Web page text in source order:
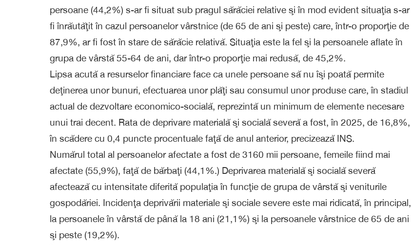
persoane (44,2%) s-ar fi situat sub pragul sărăciei relative şi în mod evident situaţia s-ar
fi înrăutăţit în cazul persoanelor vârstnice (de 65 de ani şi peste) care, într-o proporţie de
87,9%, ar fi fost în stare de sărăcie relativă. Situaţia este la fel şi la persoanele aflate în
grupa de vârstă 55-64 de ani, dar într-o proporţie mai redusă, de 45,2%.
Lipsa acută a resurselor financiare face ca unele persoane să nu îşi poată permite
deţinerea unor bunuri, efectuarea unor plăţi sau consumul unor produse care, în stadiul
actual de dezvoltare economico-socială, reprezintă un minimum de elemente necesare
unui trai decent. Rata de deprivare materială şi socială severă a fost, în 2025, de 16,8%,
în scădere cu 0,4 puncte procentuale faţă de anul anterior, precizează INS.
Numărul total al persoanelor afectate a fost de 3160 mii persoane, femeile fiind mai
afectate (55,9%), faţă de bărbaţi (44,1%.) Deprivarea materială şi socială severă
afectează cu intensitate diferită populaţia în funcţie de grupa de vârstă şi veniturile
gospodăriei. Incidenţa deprivării materiale şi sociale severe este mai ridicată, în principal,
la persoanele în vârstă de până la 18 ani (21,1%) şi la persoanele vârstnice de 65 de ani
şi peste (19,2%).